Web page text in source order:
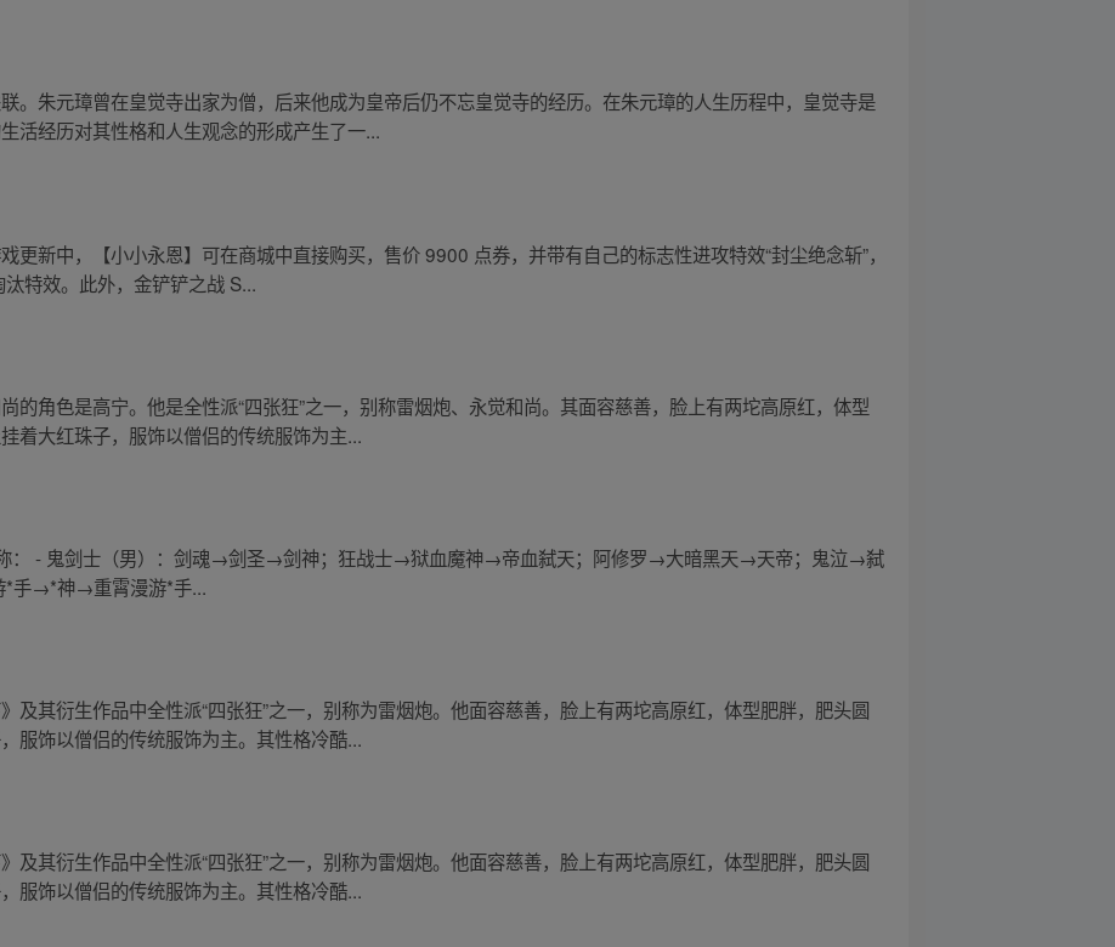
。朱元璋曾在皇觉寺出家为僧，后来他成为皇帝后仍不忘皇觉寺的经历。在朱元璋的人生历程中，皇觉寺是
活经历对其性格和人生观念的形成产生了一...
更新中，【小小永恩】可在商城中直接购买，售价 9900 点券，并带有自己的标志性进攻特效“封尘绝念斩”，
特效。此外，金铲铲之战 S...
的角色是高宁。他是全性派“四张狂”之一，别称雷烟炮、永觉和尚。其面容慈善，脸上有两坨高原红，体型
着大红珠子，服饰以僧侣的传统服饰为主...
： - 鬼剑士（男）：剑魂→剑圣→剑神；狂战士→狱血魔神→帝血弑天；阿修罗→大暗黑天→天帝；鬼泣→弑
*手→*神→重霄漫游*手...
及其衍生作品中全性派“四张狂”之一，别称为雷烟炮。他面容慈善，脸上有两坨高原红，体型肥胖，肥头圆
服饰以僧侣的传统服饰为主。其性格冷酷...
及其衍生作品中全性派“四张狂”之一，别称为雷烟炮。他面容慈善，脸上有两坨高原红，体型肥胖，肥头圆
服饰以僧侣的传统服饰为主。其性格冷酷...